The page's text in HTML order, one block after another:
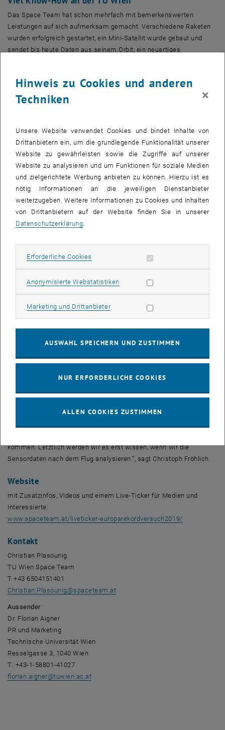
Das Space Team hat schon mehrfach mit bemerkenswerten
Leistungen auf sich aufmerksam gemacht. Verschiedene Raketen
wurden erfolgreich gestartet, ein Mini-Satellit wurde gebaut und
sendet bis heute Daten aus seinem Orbit, ein neuartiges
Die technischen Herausforderungen, die es für den Rekordversuch
zu überwinden galt, sind gewaltig:
zwölf Kilometern gezündet wird. Möglich wird das durch ein
ausgeklügeltes Elektronik-System, das vom Space Team selbst
entwickelt und gebaut wurde.
„Das ist eine herausfordernde Aufgabe, bei der es unzählige Dinge
wie Sicherheit und Zuverlässigkeit zu beachten gibt“, sagt
Projektleiter Christoph Fröhlich. „Beim letzten Versuch war ein
Sicherheitsmechanismus nicht richtig verkabelt. Dieses Jahr
noch mit einer in Details verbesserten zweiten Rakete. Vor allem die
elektronischen Systeme sowie die Oberstufenzündung wurden
überarbeitet.“
Beide Raketen sind jeweils knapp vier Meter lang und wiegen
(inklusive Treibstoff) je ca. 30 kg. Wichtig war bei der Entwicklung
die Wahl der richtigen Materialien, die der extremen Belastung
standhalten – etwa spezielle glasfaserverstärkte Polymere. Durch
Bei Atmosphärendruck auf Seehöhe würde eine solche Rakete
Europarekord für studentische Teams von 32,3 km deutlich zu
nämlich inzwischen 100 km erreicht. „Welche Höhe wir im Idealfall
kommen. Letztlich werden wir es erst wissen, wenn wir die
Sensordaten nach dem Flug analysieren.“, sagt Christoph Fröhlich.
Website
mit Zusatzinfos, Videos und einem Live-Ticker für Medien und
Interessierte:
www.spaceteam.at/liveticker-europarekordversuch2019/, öffnet eine
Kontakt
Christian Plasounig
TU Wien Space Team
T +43 6504151401
Christian.Plasounig@spaceteam.at
Aussender
Dr. Florian Aigner
PR und Marketing
Technische Universität Wien
Resselgasse 3, 1040 Wien
T: +43-1-58801-41027
florian.aigner@tuwien.ac.at
Hinweis zu Cookies und anderen
Techniken
×
Unsere Website verwendet Cookies und bindet Inhalte von
Drittanbietern ein, um die grundlegende Funktionalität unserer
Website zu gewährleisten sowie die Zugriffe auf unserer
Website zu analysieren und um Funktionen für soziale Medien
und zielgerichtete Werbung anbieten zu können. Hierzu ist es
nötig Informationen an die jeweiligen Dienstanbieter
weiterzugeben. Weitere Informationen zu Cookies und Inhalten
von Drittanbietern auf der Website finden Sie in unserer
Datenschutzerklärung
Erforderliche Cookies Erforderliche Cookies zulassen
Anonymisierte WebstatistikenStatistik Cookies zulassen
Marketing und DrittanbieterMarketing Cookies zulassen
AUSWAHL SPEICHERN UND ZUSTIMMEN
NUR ERFORDERLICHE COOKIES
ALLEN COOKIES ZUSTIMMEN